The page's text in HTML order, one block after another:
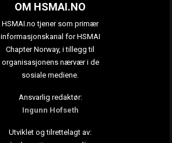
OM HSMAI.NO
HSMAI.no tjener som primær
informasjonskanal for HSMAI
Chapter Norway, i tillegg til
organisasjonens nærvær i de
sosiale mediene.
Ansvarlig redaktør:
Ingunn Hofseth
Utviklet og tilrettelagt av: